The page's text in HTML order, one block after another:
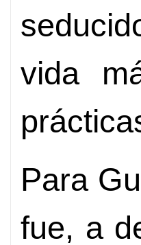
vida
Para
fue, a